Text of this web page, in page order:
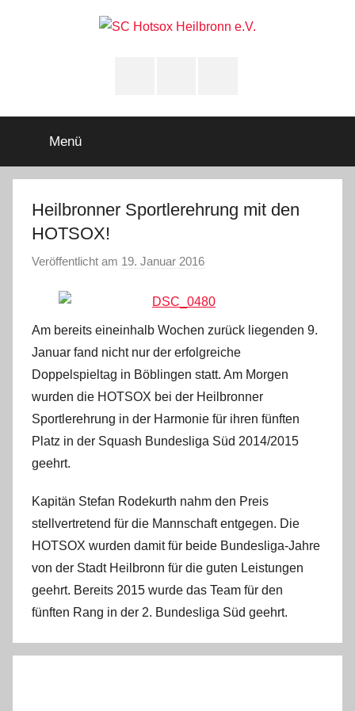
Heilbronn
e.V.
Menü
Heilbronner Sportlerehrung mit den
HOTSOX!
Veröffentlicht am 19. Januar 2016
n
Am bereits eineinhalb Wochen zurück liegenden 9.
Januar fand nicht nur der erfolgreiche
Doppelspieltag in Böblingen statt. Am Morgen
wurden die HOTSOX bei der Heilbronner
Sportlerehrung in der Harmonie für ihren fünften
Platz in der Squash Bundesliga Süd 2014/2015
geehrt.
Kapitän Stefan Rodekurth nahm den Preis
stellvertretend für die Mannschaft entgegen. Die
HOTSOX wurden damit für beide Bundesliga-Jahre
von der Stadt Heilbronn für die guten Leistungen
geehrt. Bereits 2015 wurde das Team für den
fünften Rang in der 2. Bundesliga Süd geehrt.